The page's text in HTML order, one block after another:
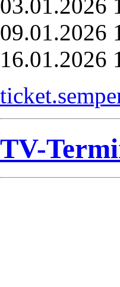
03.01.2026
09.01.2026
16.01.2026
TV-